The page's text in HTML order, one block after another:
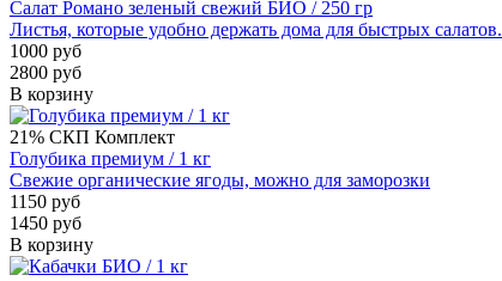
Салат Романо зеленый свежий БИО / 250 гр
Листья, которые удобно держать дома для быстрых салатов.
1000 руб
2800 руб
В корзину
21% СКП Комплект
Голубика премиум / 1 кг
Свежие органические ягоды, можно для заморозки
1150 руб
1450 руб
В корзину